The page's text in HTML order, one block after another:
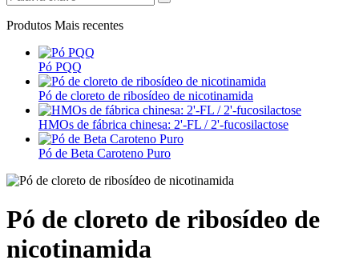
Produtos Mais recentes
Pó PQQ
Pó de cloreto de ribosídeo de nicotinamida
HMOs de fábrica chinesa: 2'-FL / 2'-fucosilactose
Pó de Beta Caroteno Puro
Pó de cloreto de ribosídeo de
nicotinamida